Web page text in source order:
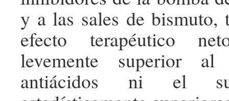
y a las sales de bismuto,
efecto terapéutico
levemente superior
antiácidos ni el